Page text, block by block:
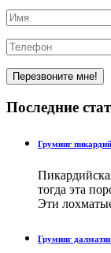
Последние
Груминг
тогда эта
Эти
Груминг